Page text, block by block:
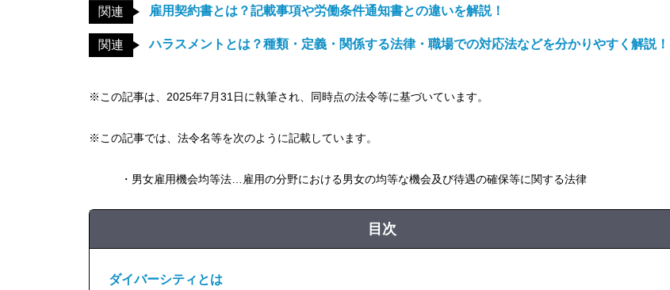
関連 雇用契約書とは？記載事項や労働条件通知書との違いを解説！
関連 ハラスメントとは？種類・定義・関係する法律・職場での対応法などを分かりやすく解説！
※この記事は、2025年7月31日に執筆され、同時点の法令等に基づいています。
※この記事では、法令名等を次のように記載しています。
・男女雇用機会均等法…雇用の分野における男女の均等な機会及び待遇の確保等に関する法律
目次
ダイバーシティとは